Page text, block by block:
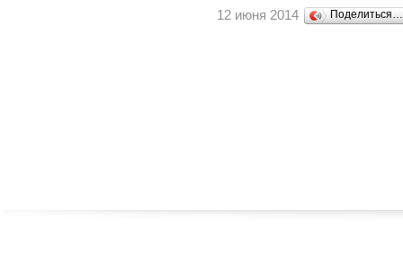
12 июня 2014 Поделиться…